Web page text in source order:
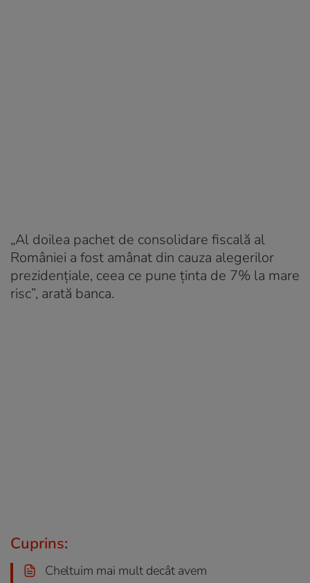
„Al doilea pachet de consolidare fiscală al
României a fost amânat din cauza alegerilor
prezidențiale, ceea ce pune ținta de 7% la mare
risc”, arată banca.
Cuprins:
Cheltuim mai mult decât avem